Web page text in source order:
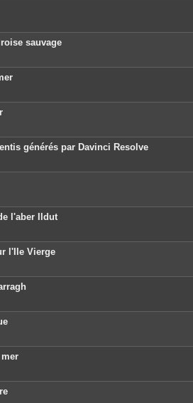
sauvage
générés par Davinci Resolve
l'aber Ildut
l'Ile Vierge